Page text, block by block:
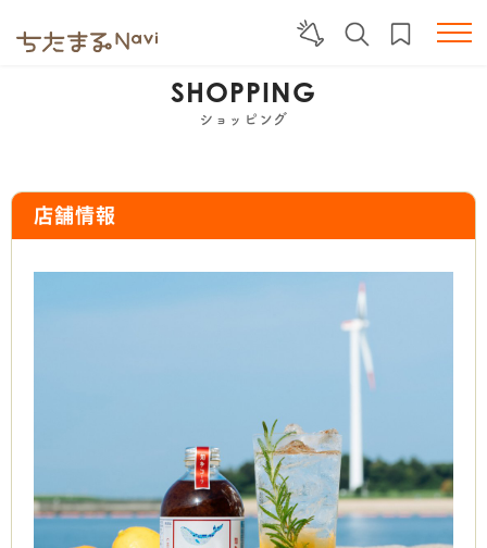
SHOPPING
ショッピング
店舗情報